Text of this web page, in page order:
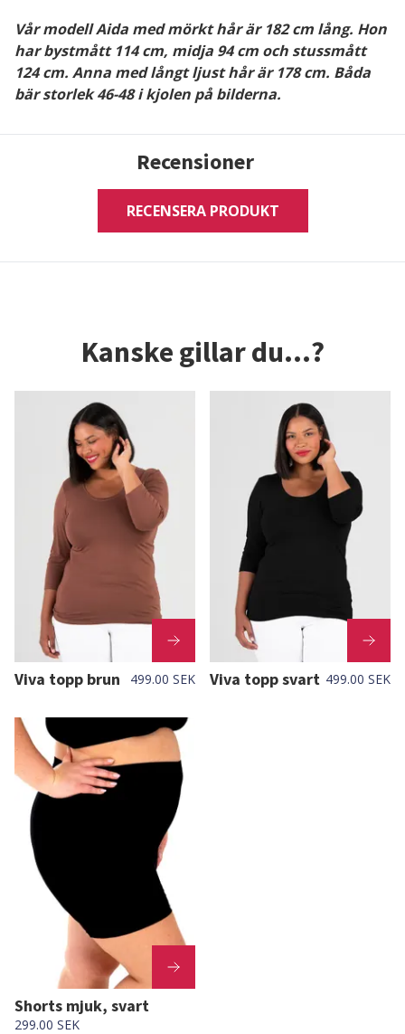
Vår modell Aida med mörkt hår är 182 cm lång. Hon
har bystmått 114 cm, midja 94 cm och stussmått
124 cm. Anna med långt ljust hår är 178 cm. Båda
bär storlek 46-48 i kjolen på bilderna.
Recensioner
RECENSERA PRODUKT
Kanske gillar du...?
Viva topp brun 499.00 SEK Viva topp svart 499.00 SEK
Shorts mjuk, svart
299.00 SEK